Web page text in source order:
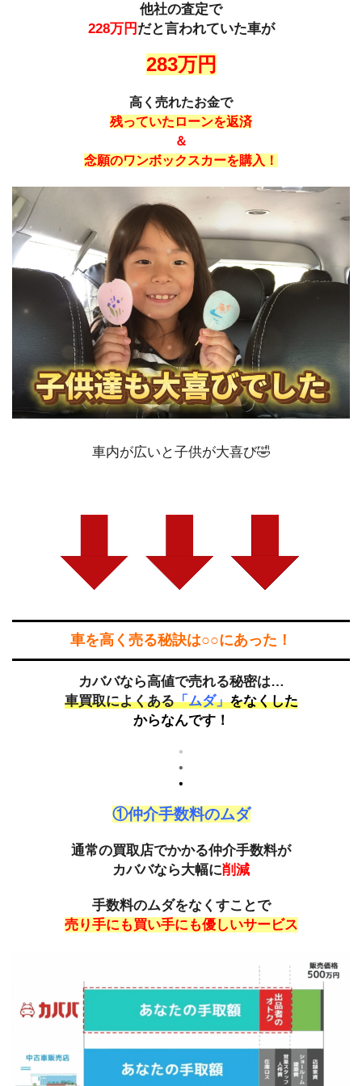
他社の査定で
228万円 だと言われていた車が
283万円
高く売れたお金で
残っていたローンを返済
＆
念願のワンボックスカーを購入！
車内が広いと子供が大喜び🤣
車を高く売る秘訣は○○にあった！
カババなら高値で売れる秘密は…
車買取によくある「ムダ」をなくした
からなんです！
①仲介手数料のムダ
通常の買取店でかかる仲介手数料が
カババなら大幅に削減
手数料のムダをなくすことで
売り手にも買い手にも優しいサービス